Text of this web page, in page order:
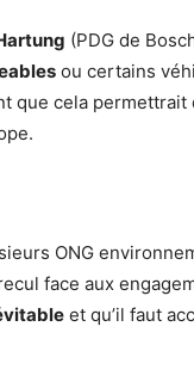
(PDG de
ou certains
que cela
ONG
face aux
et qu’il faut